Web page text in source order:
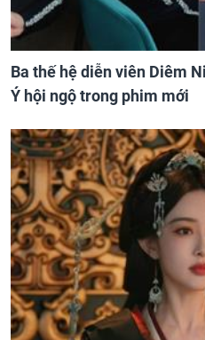
Ba thế hệ diễn viên Diêm
Ý hội ngộ trong phim mới